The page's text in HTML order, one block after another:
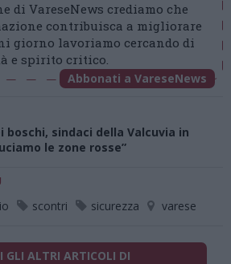
di VareseNews crediamo che
contribuisca a migliorare
giorno lavoriamo cercando di
e spirito critico.
Abbonati a VareseNews
boschi, sindaci della Valcuvia in
le zone rosse”
scontri sicurezza varese
GLI ALTRI ARTICOLI DI